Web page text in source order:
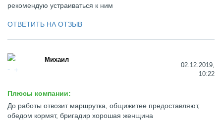
рекомендую устраиваться к ним
ОТВЕТИТЬ НА ОТЗЫВ
Михаил
02.12.2019,
10:22
Плюсы компании:
До работы отвозит маршрутка, общижитее предоставляют,
обедом кормят, бригадир хорошая женщина